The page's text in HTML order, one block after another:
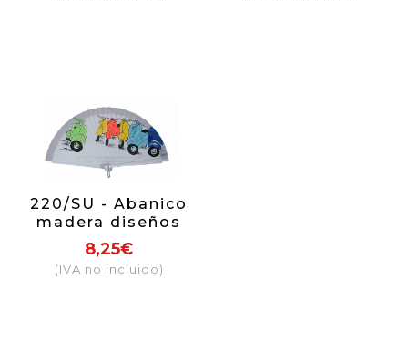
220/SU - Abanico
madera diseños
surtido
8,25€
(IVA no incluido)